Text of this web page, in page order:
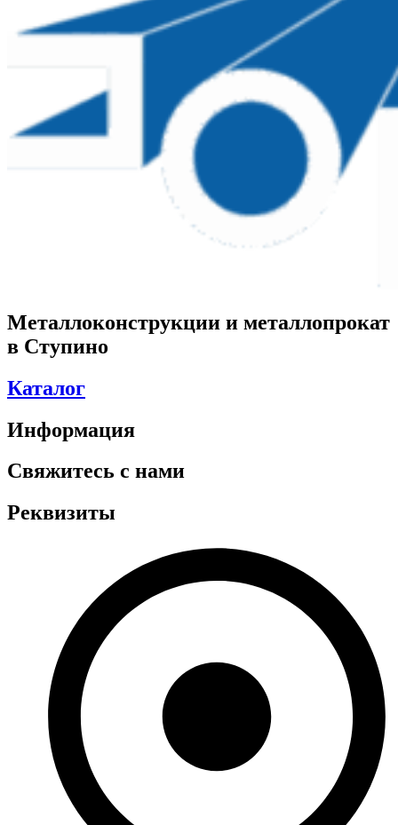
Металлоконструкции и металлопрокат
в Ступино
Каталог
Информация
Свяжитесь с нами
Реквизиты